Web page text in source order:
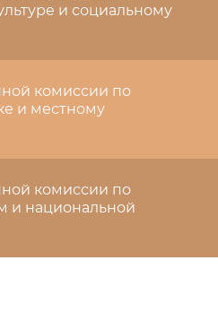
и социальному
комиссии по
и местному
комиссии по
и национальной